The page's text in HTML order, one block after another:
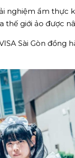
nghiệm ẩm thực
thế giới ảo được
Sài Gòn